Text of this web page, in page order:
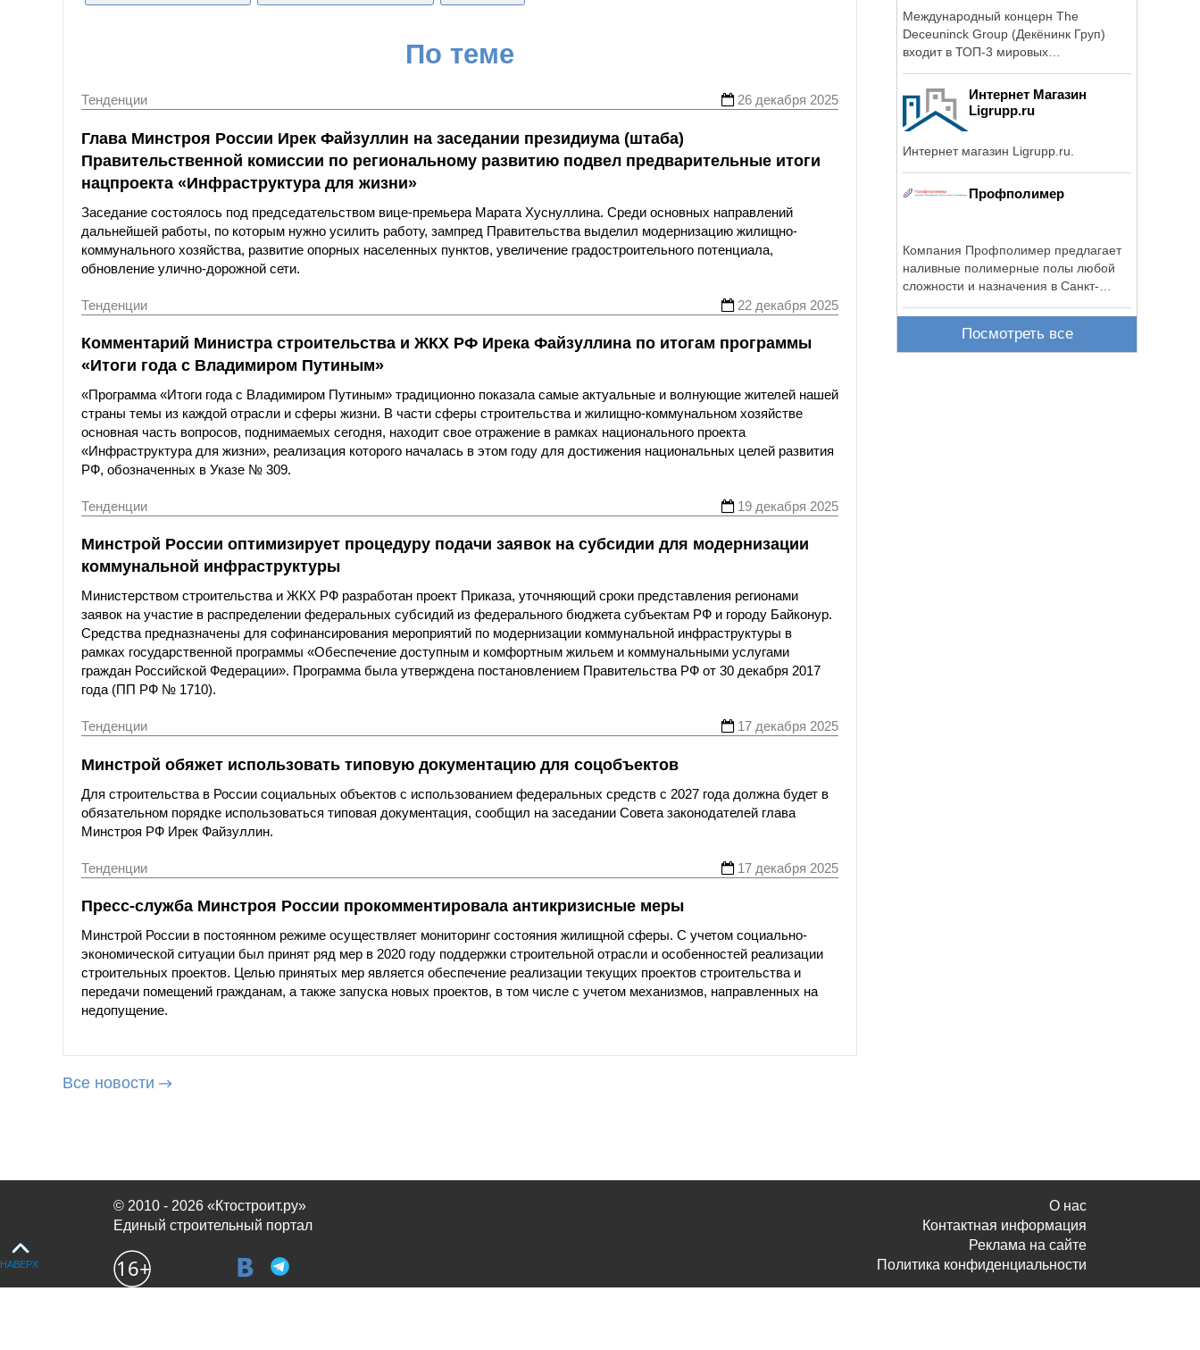
По теме
Тенденции 26 декабря 2025
Глава Минстроя России Ирек Файзуллин на заседании президиума (штаба)
Правительственной комиссии по региональному развитию подвел предварительные итоги
нацпроекта «Инфраструктура для жизни»
Заседание состоялось под председательством вице-премьера Марата Хуснуллина. Среди основных направлений
дальнейшей работы, по которым нужно усилить работу, зампред Правительства выделил модернизацию жилищно-
коммунального хозяйства, развитие опорных населенных пунктов, увеличение градостроительного потенциала,
обновление улично-дорожной сети.
Тенденции 22 декабря 2025
Комментарий Министра строительства и ЖКХ РФ Ирека Файзуллина по итогам программы
«Итоги года с Владимиром Путиным»
«Программа «Итоги года с Владимиром Путиным» традиционно показала самые актуальные и волнующие жителей нашей
страны темы из каждой отрасли и сферы жизни. В части сферы строительства и жилищно-коммунальном хозяйстве
основная часть вопросов, поднимаемых сегодня, находит свое отражение в рамках национального проекта
«Инфраструктура для жизни», реализация которого началась в этом году для достижения национальных целей развития
РФ, обозначенных в Указе № 309.
Тенденции 19 декабря 2025
Минстрой России оптимизирует процедуру подачи заявок на субсидии для модернизации
коммунальной инфраструктуры
Министерством строительства и ЖКХ РФ разработан проект Приказа, уточняющий сроки представления регионами
заявок на участие в распределении федеральных субсидий из федерального бюджета субъектам РФ и городу Байконур.
Средства предназначены для софинансирования мероприятий по модернизации коммунальной инфраструктуры в
рамках государственной программы «Обеспечение доступным и комфортным жильем и коммунальными услугами
граждан Российской Федерации». Программа была утверждена постановлением Правительства РФ от 30 декабря 2017
года (ПП РФ № 1710).
Тенденции 17 декабря 2025
Минстрой обяжет использовать типовую документацию для соцобъектов
Для строительства в России социальных объектов с использованием федеральных средств с 2027 года должна будет в
обязательном порядке использоваться типовая документация, сообщил на заседании Совета законодателей глава
Минстроя РФ Ирек Файзуллин.
Тенденции 17 декабря 2025
Пресс-служба Минстроя России прокомментировала антикризисные меры
Минстрой России в постоянном режиме осуществляет мониторинг состояния жилищной сферы. С учетом социально-
экономической ситуации был принят ряд мер в 2020 году поддержки строительной отрасли и особенностей реализации
строительных проектов. Целью принятых мер является обеспечение реализации текущих проектов строительства и
передачи помещений гражданам, а также запуска новых проектов, в том числе с учетом механизмов, направленных на
недопущение.
Все новости
Международный концерн The
Deceuninck Group (Декёнинк Груп)
входит в ТОП-3 мировых
Интернет Магазин
Ligrupp.ru
Интернет магазин Ligrupp.ru.
Профполимер
Компания Профполимер предлагает
наливные полимерные полы любой
сложности и назначения в Санкт-
Посмотреть все
© 2010 - 2026 «Ктостроит.ру»
Единый строительный портал
О нас
Контактная информация
Реклама на сайте
Политика конфиденциальности
НАВЕРХ